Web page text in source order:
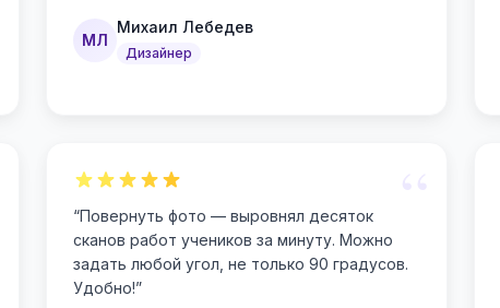
МЛ
Михаил Лебедев
Дизайнер
“Повернуть фото — выровнял десяток
сканов работ учеников за минуту. Можно
задать любой угол, не только 90 градусов.
Удобно!”